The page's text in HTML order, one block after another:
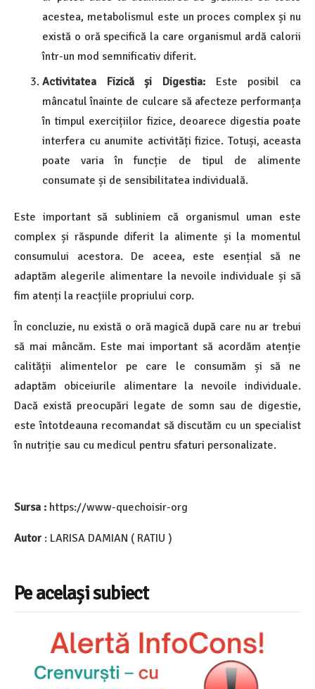
acestea, metabolismul este un proces complex și nu
există o oră specifică la care organismul ardă calorii
într-un mod semnificativ diferit.
Activitatea Fizică și Digestia: Este posibil ca
mâncatul înainte de culcare să afecteze performanța
în timpul exercițiilor fizice, deoarece digestia poate
interfera cu anumite activități fizice. Totuși, aceasta
poate varia în funcție de tipul de alimente
consumate și de sensibilitatea individuală.
Este important să subliniem că organismul uman este
complex și răspunde diferit la alimente și la momentul
consumului acestora. De aceea, este esențial să ne
adaptăm alegerile alimentare la nevoile individuale și să
fim atenți la reacțiile propriului corp.
În concluzie, nu există o oră magică după care nu ar trebui
să mai mâncăm. Este mai important să acordăm atenție
calității alimentelor pe care le consumăm și să ne
adaptăm obiceiurile alimentare la nevoile individuale.
Dacă există preocupări legate de somn sau de digestie,
este întotdeauna recomandat să discutăm cu un specialist
în nutriție sau cu medicul pentru sfaturi personalizate.
Sursa : https://www-quechoisir-org
Autor : LARISA DAMIAN ( RATIU )
Pe același subiect